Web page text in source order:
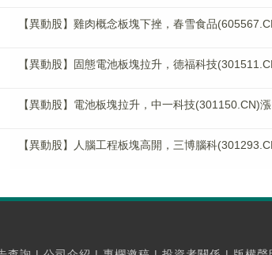
【異動股】雞肉概念板塊下挫，春雪食品
【異動股】固態電池板塊拉升，德福科技
【異動股】電池板塊拉升，中一科技(301150.CN)
【異動股】人腦工程板塊高開，三博腦科